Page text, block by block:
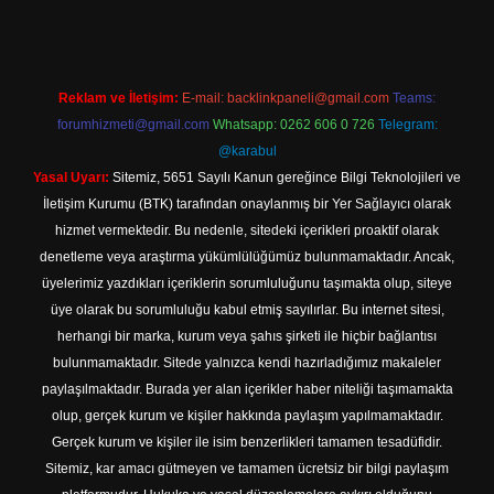
Reklam ve İletişim: E-mail: backlinkpaneli@gmail.com Teams:
forumhizmeti@gmail.com Whatsapp: 0262 606 0 726 Telegram:
@karabul
Yasal Uyarı: Sitemiz, 5651 Sayılı Kanun gereğince Bilgi Teknolojileri ve
İletişim Kurumu (BTK) tarafından onaylanmış bir Yer Sağlayıcı olarak
hizmet vermektedir. Bu nedenle, sitedeki içerikleri proaktif olarak
denetleme veya araştırma yükümlülüğümüz bulunmamaktadır. Ancak,
üyelerimiz yazdıkları içeriklerin sorumluluğunu taşımakta olup, siteye
üye olarak bu sorumluluğu kabul etmiş sayılırlar. Bu internet sitesi,
herhangi bir marka, kurum veya şahıs şirketi ile hiçbir bağlantısı
bulunmamaktadır. Sitede yalnızca kendi hazırladığımız makaleler
paylaşılmaktadır. Burada yer alan içerikler haber niteliği taşımamakta
olup, gerçek kurum ve kişiler hakkında paylaşım yapılmamaktadır.
Gerçek kurum ve kişiler ile isim benzerlikleri tamamen tesadüfidir.
Sitemiz, kar amacı gütmeyen ve tamamen ücretsiz bir bilgi paylaşım